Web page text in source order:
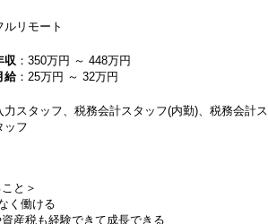
やすく、風通しの良い職場だと感じています。
長したい方
のある方
挑戦したい方
めたい方
施
を相談可
ルリモート
収 ：350万円 ～ 448万円
給：25万円 ～ 32万円
力スタッフ、税務会計スタッフ(内勤)、税務会計ス
ッフ
と＞
く働ける
産税も経験できて成長できる